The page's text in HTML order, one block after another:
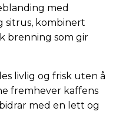
med
sitrus, kombinert
brenning som gir
livlig og frisk uten å
fremhever kaffens
med en lett og